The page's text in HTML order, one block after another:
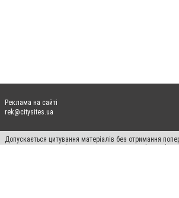
Реклама на сайті
rek@citysites.ua
Допускається цитування матеріалів без отримання
пошукових систем гіперпосилання на цитовані статті